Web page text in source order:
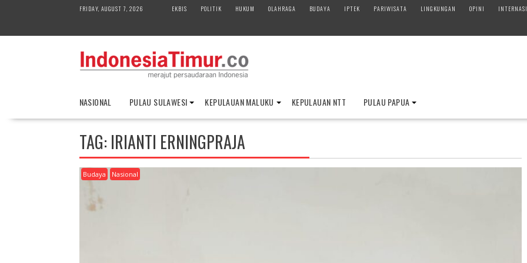
FRIDAY, AUGUST 7, 2026 EKBIS POLITIK HUKUM OLAHRAGA BUDAYA IPTEK PARIWISATA LINGKUNGAN OPINI
NASIONAL PULAU SULAWESI KEPULAUAN MALUKU KEPULAUAN NTT PULAU PAPUA
TAG: IRIANTI ERNINGPRAJA
Budaya Nasional